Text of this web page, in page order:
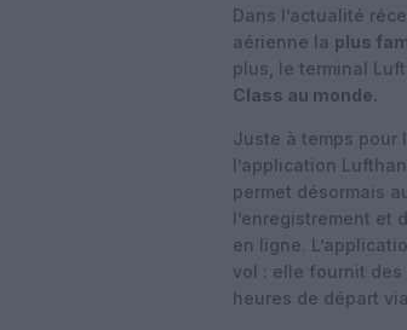
Dans l’actualité
aérienne la plus
plus, le terminal
Class au monde.
Juste à temps pour
l’application
permet désormais
l’enregistrement et
en ligne.
vol : elle fournit des
heures de départ